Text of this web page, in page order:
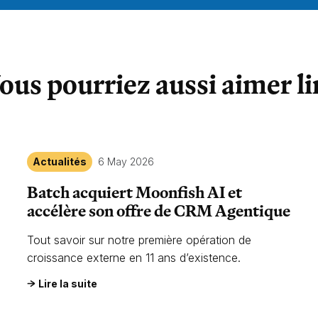
pourriez aussi aimer
Actualités 6 May 2026
Batch acquiert Moonfish AI et
accélère son offre de CRM Agentique
Tout savoir sur notre première opération de
croissance externe en 11 ans d’existence.
Lire la suite